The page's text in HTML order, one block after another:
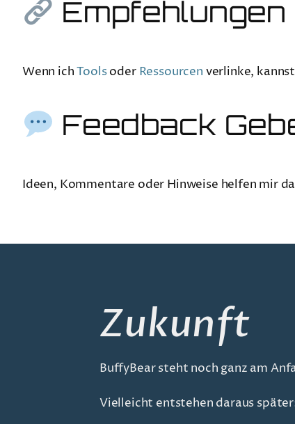
Empfehlungen
Wenn ichToolsoder Ressourcen verlinke,
Feedback
Ideen, Kommentare oder Hinweise helfen mir
Zukunft
BuffyBear steht noch ganz am
Vielleicht entstehen daraus